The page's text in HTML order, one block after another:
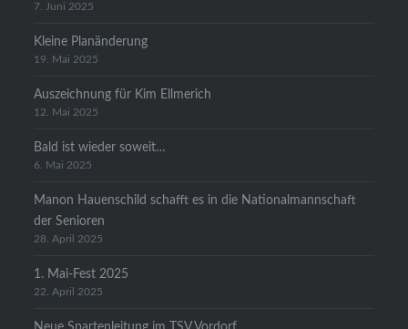
7. Juni 2025
Kleine Planänderung
19. Mai 2025
Auszeichnung für Kim Ellmerich
12. Mai 2025
Bald ist wieder soweit…
6. Mai 2025
Manon Hauenschild schafft es in die Nationalmannschaft
der Senioren
28. April 2025
1. Mai-Fest 2025
22. April 2025